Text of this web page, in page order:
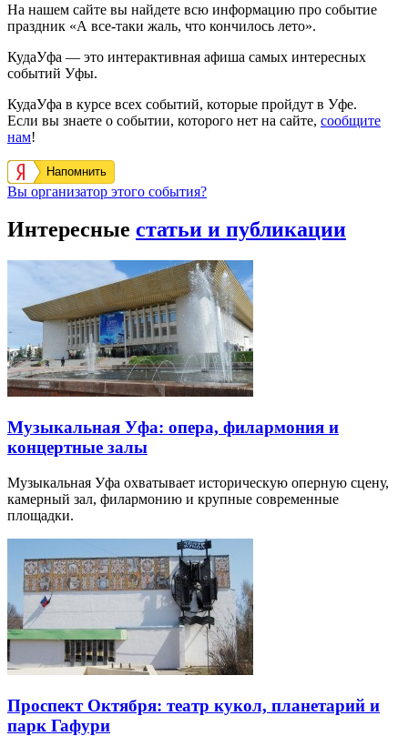
На нашем сайте вы найдете всю информацию про событие
праздник «А все-таки жаль, что кончилось лето».
КудаУфа — это интерактивная афиша самых интересных
событий Уфы.
КудаУфа в курсе всех событий, которые пройдут в Уфе.
Если вы знаете о событии, которого нет на сайте, сообщите
нам!
Напомнить
Вы организатор этого события?
Интересные статьи и публикации
Музыкальная Уфа: опера, филармония и
концертные залы
Музыкальная Уфа охватывает историческую оперную сцену,
камерный зал, филармонию и крупные современные
площадки.
Проспект Октября: театр кукол, планетарий и
парк Гафури